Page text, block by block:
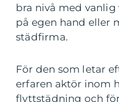
bra nivå med
på egen hand eller
städfirma.
För den som letar
erfaren aktör inom
flyttstädning och